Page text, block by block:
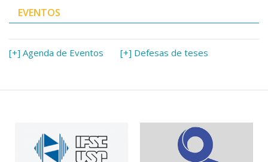
EVENTOS
[+] Agenda de Eventos [+] Defesas de teses